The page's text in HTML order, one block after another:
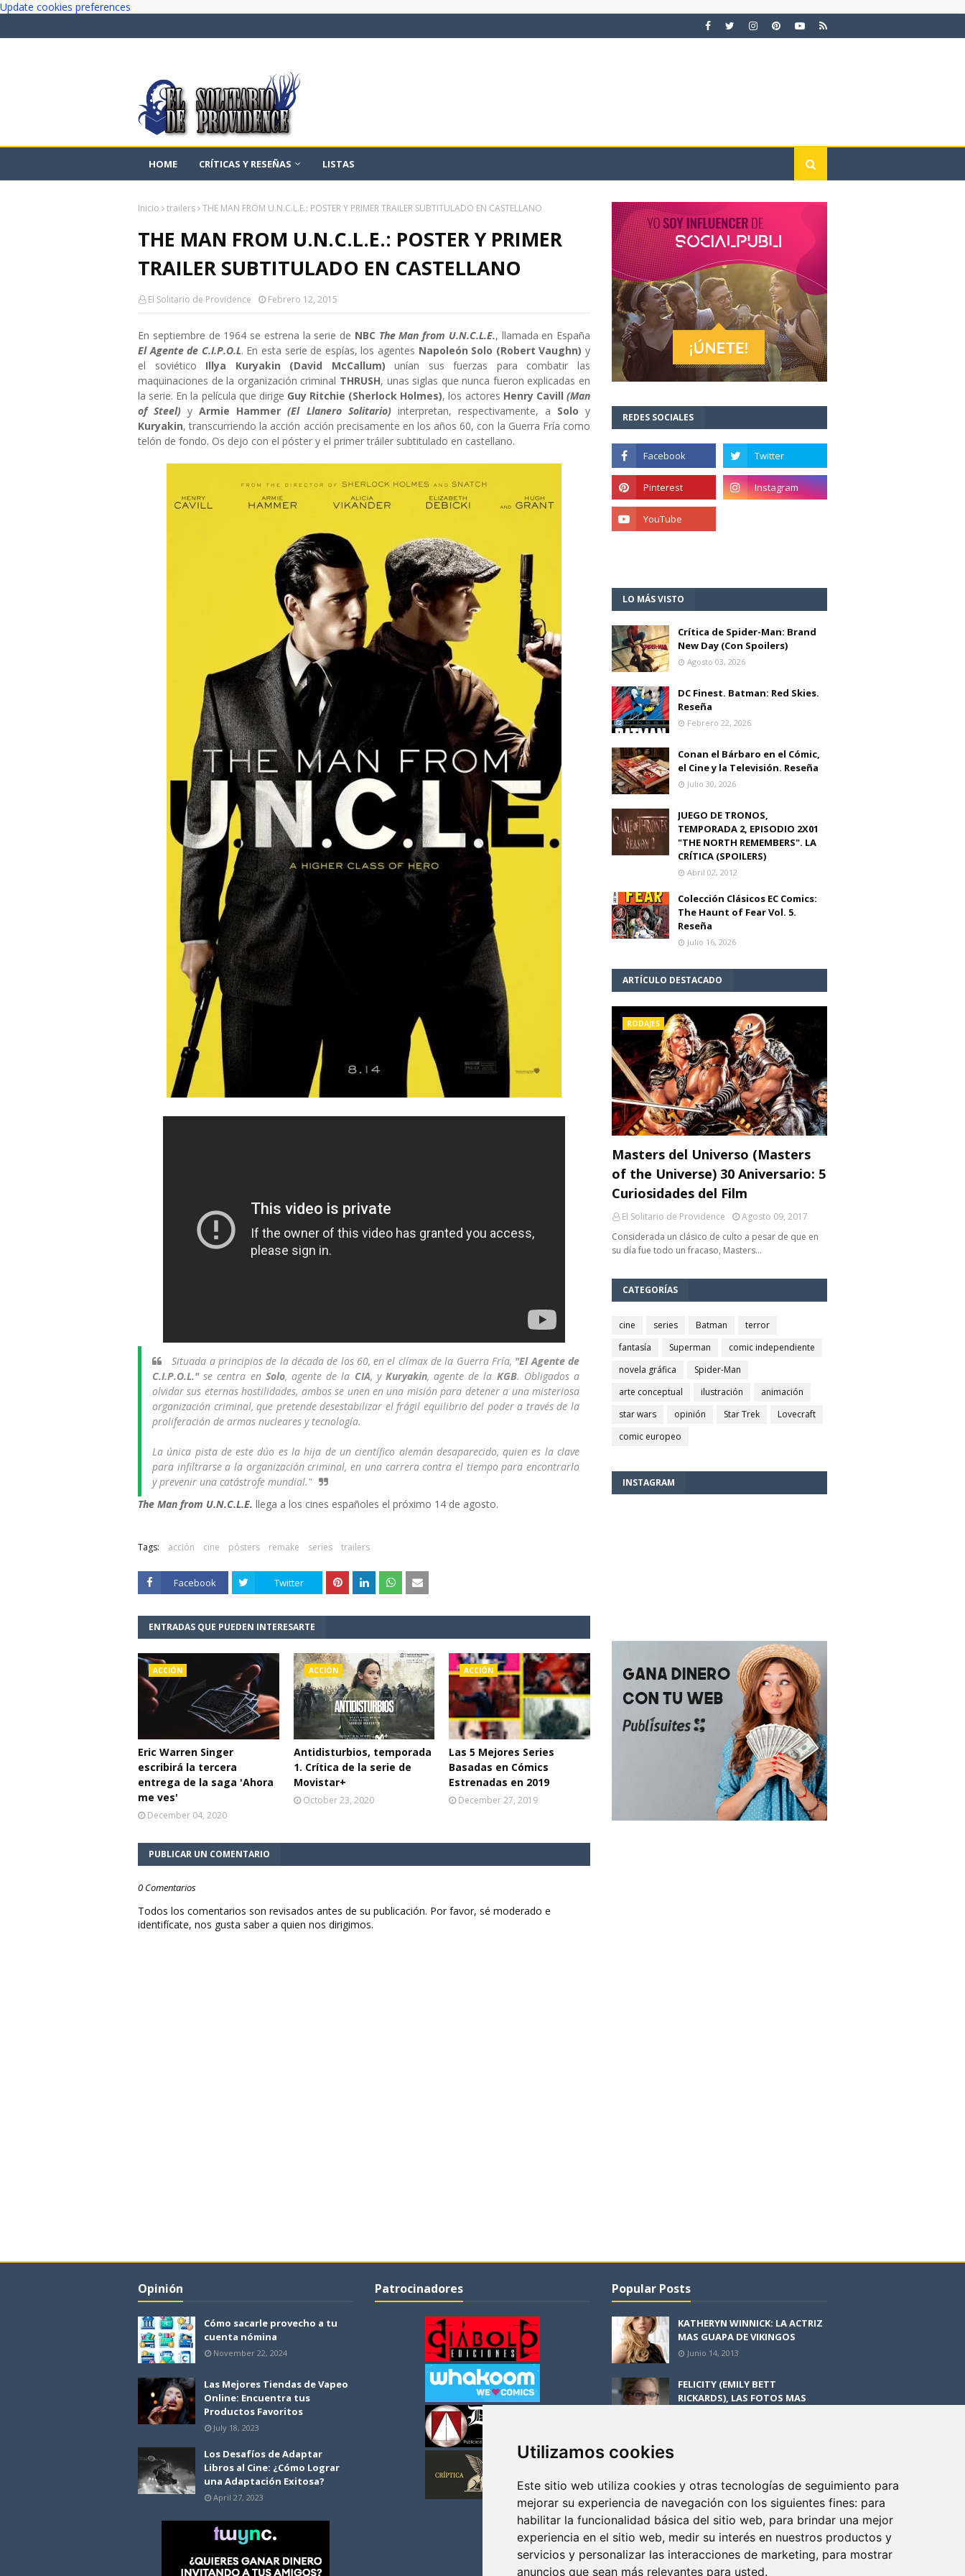
Utilizamos cookies
Este sitio web utiliza cookies y otras tecnologías de seguimiento para
mejorar su experiencia de navegación con los siguientes fines: para
habilitar la funcionalidad básica del sitio web, para brindar una mejor
experiencia en el sitio web, medir su interés en nuestros productos y
servicios y personalizar las interacciones de marketing, para mostrar
anuncios que sean más relevantes para usted.
Update cookies preferences
HOME CRÍTICAS Y RESEÑAS LISTAS
Inicio trailers THE MAN FROM U.N.C.L.E.: POSTER Y PRIMER TRAILER SUBTITULADO EN CASTELLANO
THE MAN FROM U.N.C.L.E.: POSTER Y PRIMER
TRAILER SUBTITULADO EN CASTELLANO
El Solitario de Providence Febrero 12, 2015
En septiembre de 1964 se estrena la serie de NBC The Man from U.N.C.L.E., llamada en España
El Agente de C.I.P.O.L. En esta serie de espías, los agentes Napoleón Solo (Robert Vaughn) y
el soviético Illya Kuryakin (David McCallum) unían sus fuerzas para combatir las
maquinaciones de la organización criminal THRUSH, unas siglas que nunca fueron explicadas en
la serie. En la película que dirige Guy Ritchie (Sherlock Holmes), los actores Henry Cavill(Man
of Steel) yArmie Hammer(El Llanero Solitario)interpretan, respectivamente, a Soloy
Kuryakin, transcurriendo la acción acción precisamente en los años 60, con la Guerra Fría como
telón de fondo. Os dejo con el póster y el primer tráiler subtitulado en castellano.
Situada a principios de la década de los 60, en el clímax de la Guerra Fría, "El Agente de
C.I.P.O.L."se centra en Solo, agente de la CIA, y Kuryakin, agente de la KGB. Obligados a
olvidar sus eternas hostilidades, ambos se unen en una misión para detener a una misteriosa
organización criminal, que pretende desestabilizar el frágil equilibrio del poder a través de la
proliferación de armas nucleares y tecnología.
La única pista de este dúo es la hija de un científico alemán desaparecido, quien es la clave
para infiltrarse a la organización criminal, en una carrera contra el tiempo para encontrarlo
y prevenir una catástrofe mundial."
The Man from U.N.C.L.E. llega a los cines españoles el próximo 14 de agosto.
Tags: acción cine pósters remake series trailers
Facebook Twitter
ENTRADAS QUE PUEDEN INTERESARTE
ACCIÓN
Eric Warren Singer
escribirá la tercera
entrega de la saga 'Ahora
me ves'
December 04, 2020
ACCIÓN
Antidisturbios, temporada
1. Crítica de la serie de
Movistar+
October 23, 2020
ACCIÓN
Las 5 Mejores Series
Basadas en Cómics
Estrenadas en 2019
December 27, 2019
PUBLICAR UN COMENTARIO
0 Comentarios
Todos los comentarios son revisados antes de su publicación. Por favor, sé moderado e
identifícate, nos gusta saber a quien nos dirigimos.
REDES SOCIALES
LO MÁS VISTO
Crítica de Spider-Man: Brand
New Day (Con Spoilers)
Agosto 03, 2026
DC Finest. Batman: Red Skies.
Reseña
Febrero 22, 2026
Conan el Bárbaro en el Cómic,
el Cine y la Televisión. Reseña
Julio 30, 2026
JUEGO DE TRONOS,
TEMPORADA 2, EPISODIO 2X01
"THE NORTH REMEMBERS". LA
CRÍTICA (SPOILERS)
Abril 02, 2012
Colección Clásicos EC Comics:
The Haunt of Fear Vol. 5.
Reseña
Julio 16, 2026
ARTÍCULO DESTACADO
RODAJES
Masters del Universo (Masters
of the Universe) 30 Aniversario: 5
Curiosidades del Film
El Solitario de Providence
Agosto 09, 2017
Considerada un clásico de culto a pesar de que en
su día fue todo un fracaso, Masters…
CATEGORÍAS
cine series Batman
terror
fantasía
Superman
comic independiente
novela gráfica
Spider-Man
arte conceptual
ilustración
animación
star wars
opinión Star Trek
Lovecraft
comic europeo
INSTAGRAM
Opinión
Cómo sacarle provecho a tu
cuenta nómina
November 22, 2024
Las Mejores Tiendas de Vapeo
Online: Encuentra tus
Productos Favoritos
July 18, 2023
Los Desafíos de Adaptar
Libros al Cine: ¿Cómo Lograr
una Adaptación Exitosa?
April 27, 2023
Patrocinadores Popular Posts
KATHERYN WINNICK: LA ACTRIZ
MAS GUAPA DE VIKINGOS
Junio 14, 2013
FELICITY (EMILY BETT
RICKARDS), LAS FOTOS MAS
HISTORIA. EPISODIO 3. LA
CRITICA
Mayo 17, 2012